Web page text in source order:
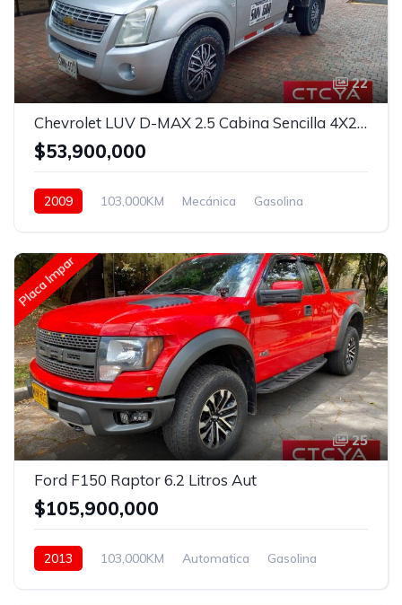
22
Chevrolet LUV D-MAX 2.5 Cabina Sencilla 4X2 Mt
$53,900,000
2009 103,000KM Mecánica
Gasolina
Placa Impar
25
Ford F150 Raptor 6.2 Litros Aut
$105,900,000
2013 103,000KM Automatica
Gasolina